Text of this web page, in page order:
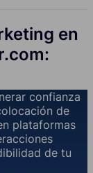
en
confianza
de
plataformas
de tu